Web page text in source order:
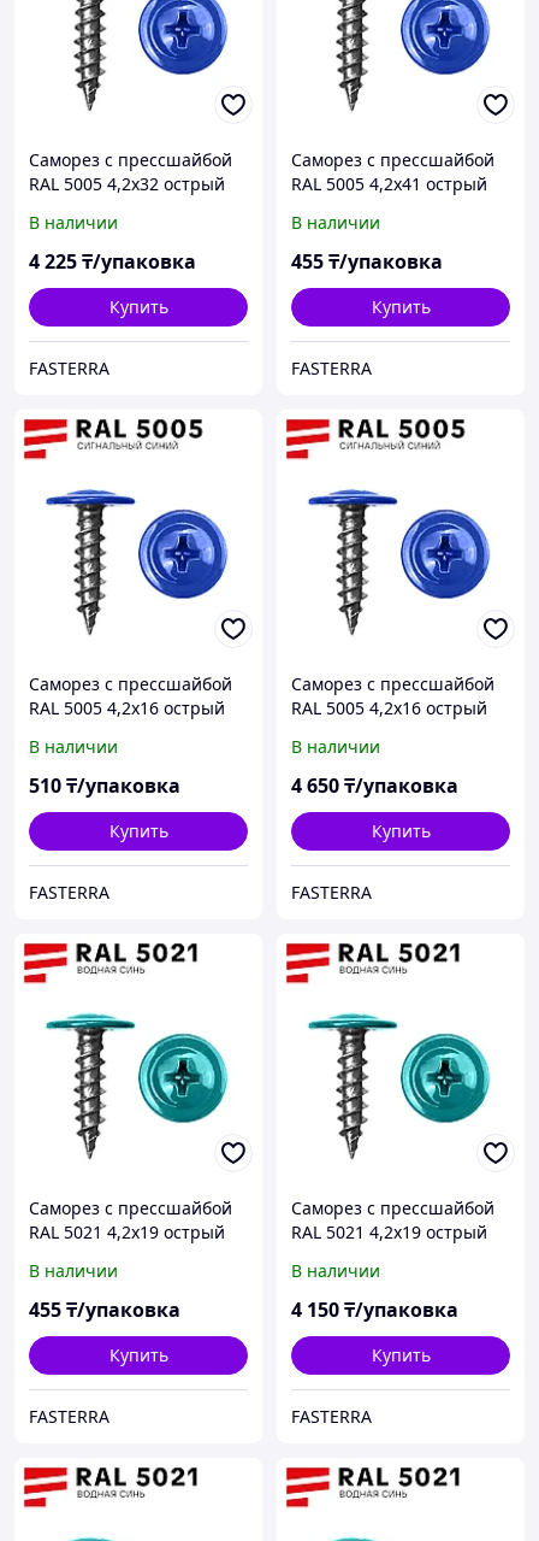
Саморез с прессшайбой
RAL 5005 4,2х32 острый
В наличии
4 225₸/упаковка
Купить
FASTERRA
Саморез с прессшайбой
RAL 5005 4,2х41 острый
В наличии
455₸/упаковка
Купить
FASTERRA
Саморез с прессшайбой
RAL 5005 4,2х16 острый
В наличии
510₸/упаковка
Купить
FASTERRA
Саморез с прессшайбой
RAL 5005 4,2х16 острый
В наличии
4 650₸/упаковка
Купить
FASTERRA
Саморез с прессшайбой
RAL 5021 4,2х19 острый
В наличии
455₸/упаковка
Купить
FASTERRA
Саморез с прессшайбой
RAL 5021 4,2х19 острый
В наличии
4 150₸/упаковка
Купить
FASTERRA